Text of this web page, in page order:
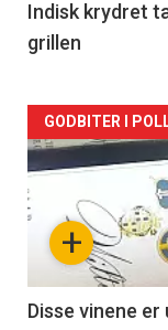
2
Indisk krydret
grillen
Forsiden
akkurat
nå
3
+
GODBITER I
Disse vinene